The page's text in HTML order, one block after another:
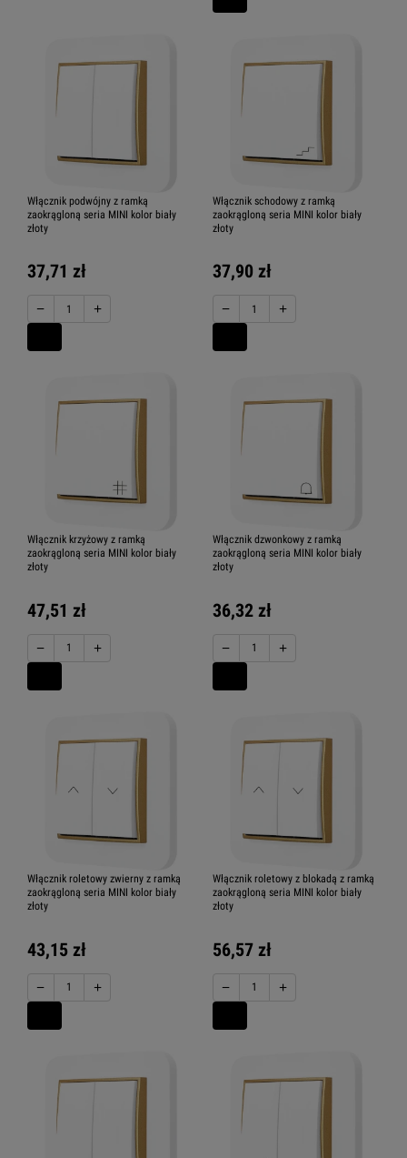
Włącznik podwójny z ramką
zaokrągloną seria MINI kolor biały
złoty
37,71 zł
− +
Włącznik schodowy z ramką
zaokrągloną seria MINI kolor biały
złoty
37,90 zł
− +
Włącznik krzyżowy z ramką
zaokrągloną seria MINI kolor biały
złoty
47,51 zł
− +
Włącznik dzwonkowy z ramką
zaokrągloną seria MINI kolor biały
złoty
36,32 zł
− +
Włącznik roletowy zwierny z ramką
zaokrągloną seria MINI kolor biały
złoty
43,15 zł
− +
Włącznik roletowy z blokadą z ramką
zaokrągloną seria MINI kolor biały
złoty
56,57 zł
− +